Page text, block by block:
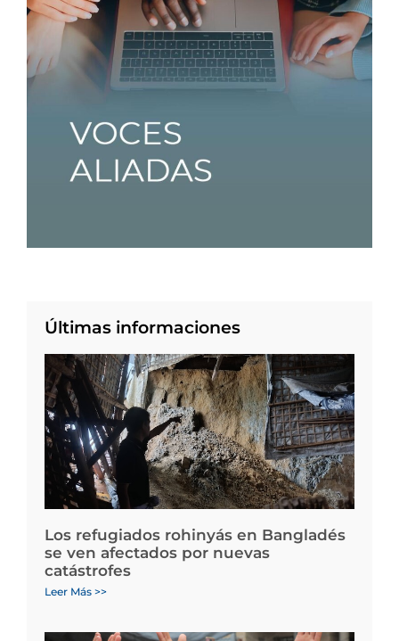
Últimas informaciones
Los refugiados rohinyás en Bangladés
se ven afectados por nuevas
catástrofes
Leer Más >>